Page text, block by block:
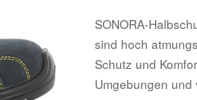
SONORA-
sind hoch
Schutz und
Umgebungen